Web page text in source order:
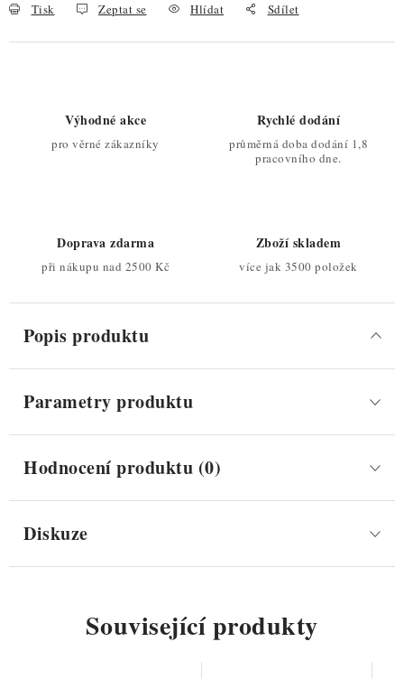
Tisk Zeptat se Hlídat Sdílet
Výhodné akce
pro věrné zákazníky
Rychlé dodání
průměrná doba dodání 1,8
pracovního dne.
Doprava zdarma
při nákupu nad 2500 Kč
Zboží skladem
více jak 3500 položek
Popis produktu
Parametry produktu
Hodnocení produktu (0)
Diskuze
Související produkty